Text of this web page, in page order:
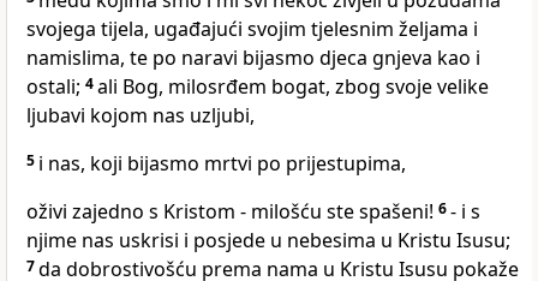
svojega tijela, ugađajući svojim tjelesnim željama i
namislima, te po naravi bijasmo djeca gnjeva kao i
ostali; 4ali Bog, milosrđem bogat, zbog svoje velike
ljubavi kojom nas uzljubi,
5 i nas, koji bijasmo mrtvi po prijestupima,
oživi zajedno s Kristom - milošću ste spašeni! 6- i s
njime nas uskrisi i posjede u nebesima u Kristu Isusu;
7da dobrostivošću prema nama u Kristu Isusu pokaže